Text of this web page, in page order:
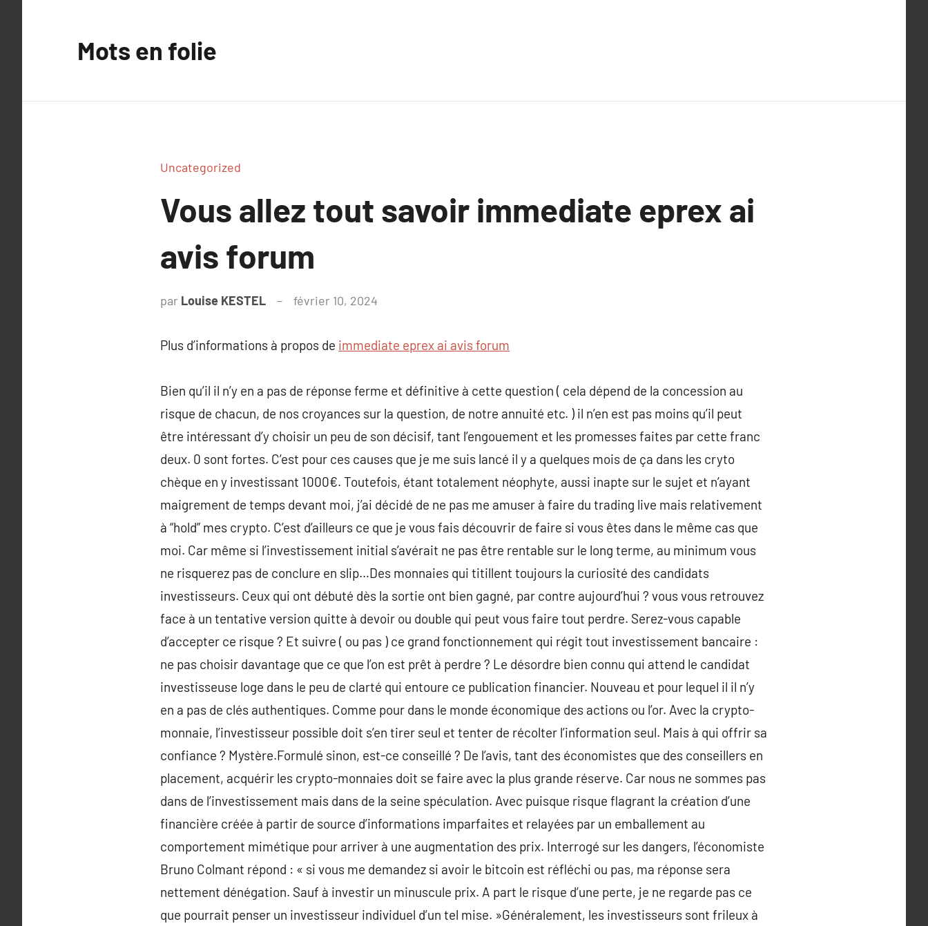
Mots en folie
Uncategorized
Vous allez tout savoir immediate eprex ai
avis forum
par Louise KESTEL février 10, 2024
Plus d’informations à propos de immediate eprex ai avis forum
Bien qu’il il n’y en a pas de réponse ferme et définitive à cette question ( cela dépend de la concession au
risque de chacun, de nos croyances sur la question, de notre annuité etc. ) il n’en est pas moins qu’il peut
être intéressant d’y choisir un peu de son décisif, tant l’engouement et les promesses faites par cette franc
deux. 0 sont fortes. C’est pour ces causes que je me suis lancé il y a quelques mois de ça dans les cryto
chèque en y investissant 1000€. Toutefois, étant totalement néophyte, aussi inapte sur le sujet et n’ayant
maigrement de temps devant moi, j’ai décidé de ne pas me amuser à faire du trading live mais relativement
à “hold” mes crypto. C’est d’ailleurs ce que je vous fais découvrir de faire si vous êtes dans le même cas que
moi. Car même si l’investissement initial s’avérait ne pas être rentable sur le long terme, au minimum vous
ne risquerez pas de conclure en slip…Des monnaies qui titillent toujours la curiosité des candidats
investisseurs. Ceux qui ont débuté dès la sortie ont bien gagné, par contre aujourd’hui ? vous vous retrouvez
face à un tentative version quitte à devoir ou double qui peut vous faire tout perdre. Serez-vous capable
d’accepter ce risque ? Et suivre ( ou pas ) ce grand fonctionnement qui régit tout investissement bancaire :
ne pas choisir davantage que ce que l’on est prêt à perdre ? Le désordre bien connu qui attend le candidat
investisseuse loge dans le peu de clarté qui entoure ce publication financier. Nouveau et pour lequel il il n’y
en a pas de clés authentiques. Comme pour dans le monde économique des actions ou l’or. Avec la crypto-
monnaie, l’investisseur possible doit s’en tirer seul et tenter de récolter l’information seul. Mais à qui offrir sa
confiance ? Mystère.Formulé sinon, est-ce conseillé ? De l’avis, tant des économistes que des conseillers en
placement, acquérir les crypto-monnaies doit se faire avec la plus grande réserve. Car nous ne sommes pas
dans de l’investissement mais dans de la seine spéculation. Avec puisque risque flagrant la création d’une
financière créée à partir de source d’informations imparfaites et relayées par un emballement au
comportement mimétique pour arriver à une augmentation des prix. Interrogé sur les dangers, l’économiste
Bruno Colmant répond : « si vous me demandez si avoir le bitcoin est réfléchi ou pas, ma réponse sera
nettement dénégation. Sauf à investir un minuscule prix. A part le risque d’une perte, je ne regarde pas ce
que pourrait penser un investisseur individuel d’un tel mise. »Généralement, les investisseurs sont frileux à